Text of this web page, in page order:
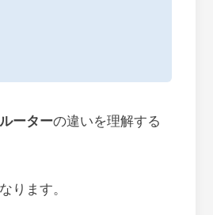
ルーターの違いを理解する
ります。